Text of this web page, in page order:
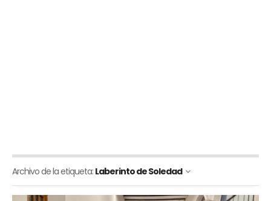
Archivo de la etiqueta: Laberinto de Soledad